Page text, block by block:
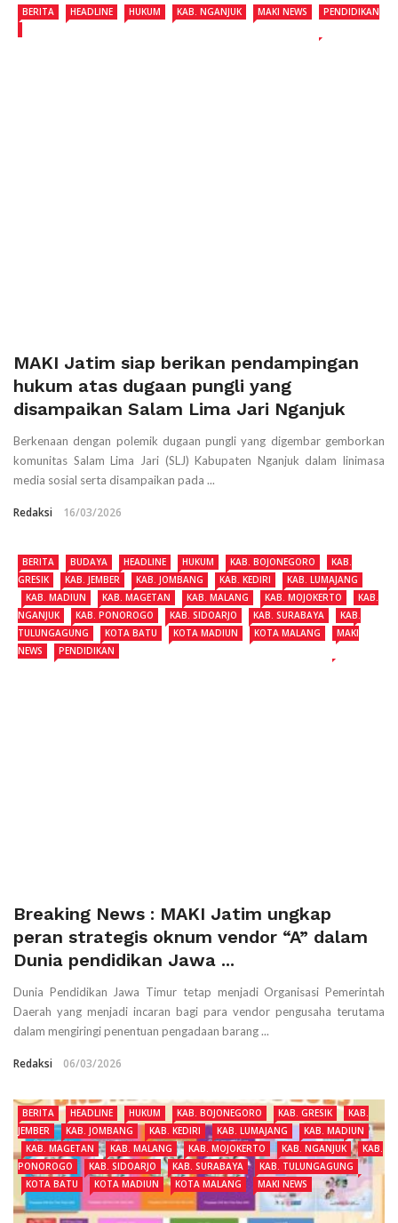
BERITA HEADLINE HUKUM KAB. NGANJUK MAKI NEWS PENDIDIKAN
MAKI Jatim siap berikan pendampingan
hukum atas dugaan pungli yang
disampaikan Salam Lima Jari Nganjuk
Berkenaan dengan polemik dugaan pungli yang digembar gemborkan
komunitas Salam Lima Jari (SLJ) Kabupaten Nganjuk dalam linimasa
media sosial serta disampaikan pada ...
Redaksi 16/03/2026
BERITA BUDAYA HEADLINE HUKUM KAB. BOJONEGORO
KAB.
GRESIK
KAB. JEMBER KAB. JOMBANG KAB. KEDIRI
KAB. LUMAJANG
KAB. MADIUN
KAB. MAGETAN KAB. MALANG KAB. MOJOKERTO
KAB.
NGANJUK
KAB. PONOROGO KAB. SIDOARJO KAB. SURABAYA
KAB.
TULUNGAGUNG
KOTA BATU KOTA MADIUN KOTA MALANG
MAKI
NEWS
PENDIDIKAN
Breaking News : MAKI Jatim ungkap
peran strategis oknum vendor “A” dalam
Dunia pendidikan Jawa ...
Dunia Pendidikan Jawa Timur tetap menjadi Organisasi Pemerintah
Daerah yang menjadi incaran bagi para vendor pengusaha terutama
dalam mengiringi penentuan pengadaan barang ...
Redaksi 06/03/2026
BERITA HEADLINE HUKUM KAB. BOJONEGORO KAB. GRESIK
KAB.
JEMBER
KAB. JOMBANG KAB. KEDIRI KAB. LUMAJANG
KAB. MADIUN
KAB. MAGETAN
KAB. MALANG KAB. MOJOKERTO KAB. NGANJUK
KAB.
PONOROGO
KAB. SIDOARJO KAB. SURABAYA
KAB. TULUNGAGUNG
KOTA BATU
KOTA MADIUN KOTA MALANG MAKI NEWS